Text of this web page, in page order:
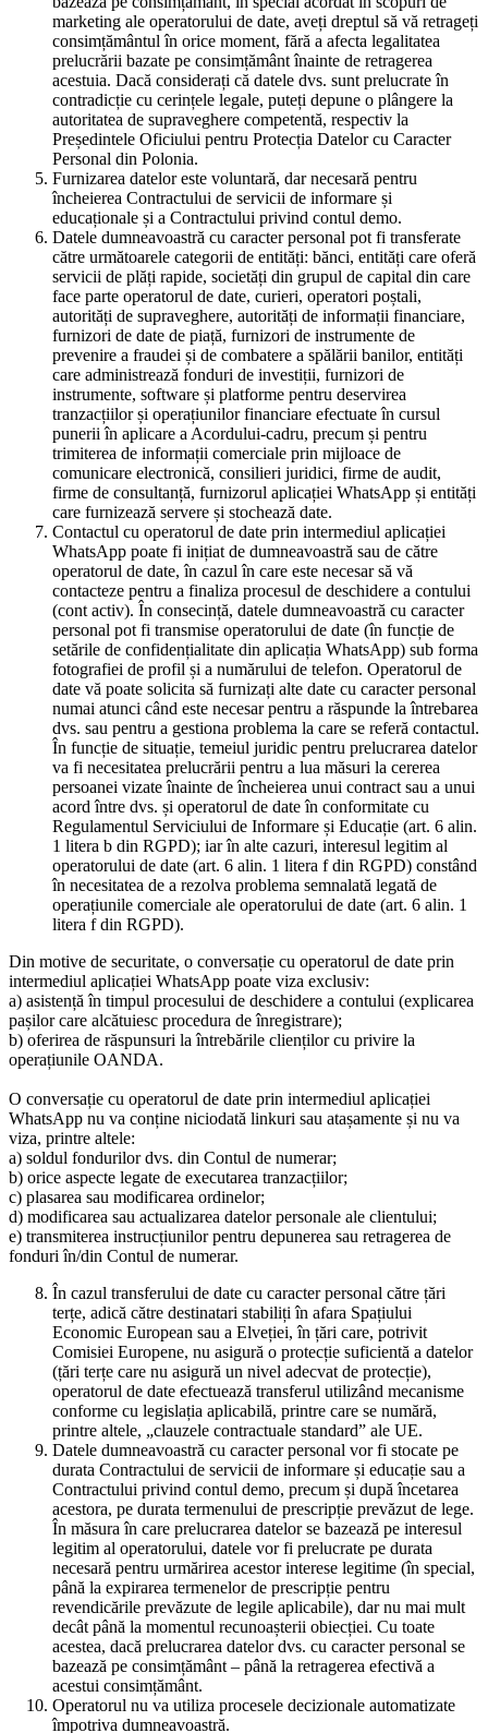
marketing ale operatorului de date, aveți dreptul să vă retrageți
consimțământul în orice moment, fără a afecta legalitatea
prelucrării bazate pe consimțământ înainte de retragerea
acestuia. Dacă considerați că datele dvs. sunt prelucrate în
contradicție cu cerințele legale, puteți depune o plângere la
autoritatea de supraveghere competentă, respectiv la
Președintele Oficiului pentru Protecția Datelor cu Caracter
Personal din Polonia.
Furnizarea datelor este voluntară, dar necesară pentru
încheierea Contractului de servicii de informare și
educaționale și a Contractului privind contul demo.
Datele dumneavoastră cu caracter personal pot fi transferate
către următoarele categorii de entități: bănci, entități care oferă
servicii de plăți rapide, societăți din grupul de capital din care
face parte operatorul de date, curieri, operatori poștali,
autorități de supraveghere, autorități de informații financiare,
furnizori de date de piață, furnizori de instrumente de
prevenire a fraudei și de combatere a spălării banilor, entități
care administrează fonduri de investiții, furnizori de
instrumente, software și platforme pentru deservirea
tranzacțiilor și operațiunilor financiare efectuate în cursul
punerii în aplicare a Acordului-cadru, precum și pentru
trimiterea de informații comerciale prin mijloace de
comunicare electronică, consilieri juridici, firme de audit,
firme de consultanță, furnizorul aplicației WhatsApp și entități
care furnizează servere și stochează date.
Contactul cu operatorul de date prin intermediul aplicației
WhatsApp poate fi inițiat de dumneavoastră sau de către
operatorul de date, în cazul în care este necesar să vă
contacteze pentru a finaliza procesul de deschidere a contului
(cont activ). În consecință, datele dumneavoastră cu caracter
personal pot fi transmise operatorului de date (în funcție de
setările de confidențialitate din aplicația WhatsApp) sub forma
fotografiei de profil și a numărului de telefon. Operatorul de
date vă poate solicita să furnizați alte date cu caracter personal
numai atunci când este necesar pentru a răspunde la întrebarea
dvs. sau pentru a gestiona problema la care se referă contactul.
În funcție de situație, temeiul juridic pentru prelucrarea datelor
va fi necesitatea prelucrării pentru a lua măsuri la cererea
persoanei vizate înainte de încheierea unui contract sau a unui
acord între dvs. și operatorul de date în conformitate cu
Regulamentul Serviciului de Informare și Educație (art. 6 alin.
1 litera b din RGPD); iar în alte cazuri, interesul legitim al
operatorului de date (art. 6 alin. 1 litera f din RGPD) constând
în necesitatea de a rezolva problema semnalată legată de
operațiunile comerciale ale operatorului de date (art. 6 alin. 1
litera f din RGPD).
Din motive de securitate, o conversație cu operatorul de date prin
intermediul aplicației WhatsApp poate viza exclusiv:
a) asistență în timpul procesului de deschidere a contului (explicarea
pașilor care alcătuiesc procedura de înregistrare);
b) oferirea de răspunsuri la întrebările clienților cu privire la
operațiunile OANDA.
O conversație cu operatorul de date prin intermediul aplicației
WhatsApp nu va conține niciodată linkuri sau atașamente și nu va
viza, printre altele:
a) soldul fondurilor dvs. din Contul de numerar;
b) orice aspecte legate de executarea tranzacțiilor;
c) plasarea sau modificarea ordinelor;
d) modificarea sau actualizarea datelor personale ale clientului;
e) transmiterea instrucțiunilor pentru depunerea sau retragerea de
fonduri în/din Contul de numerar.
În cazul transferului de date cu caracter personal către țări
terțe, adică către destinatari stabiliți în afara Spațiului
Economic European sau a Elveției, în țări care, potrivit
Comisiei Europene, nu asigură o protecție suficientă a datelor
(țări terțe care nu asigură un nivel adecvat de protecție),
operatorul de date efectuează transferul utilizând mecanisme
conforme cu legislația aplicabilă, printre care se numără,
printre altele, „clauzele contractuale standard” ale UE.
Datele dumneavoastră cu caracter personal vor fi stocate pe
durata Contractului de servicii de informare și educație sau a
Contractului privind contul demo, precum și după încetarea
acestora, pe durata termenului de prescripție prevăzut de lege.
În măsura în care prelucrarea datelor se bazează pe interesul
legitim al operatorului, datele vor fi prelucrate pe durata
necesară pentru urmărirea acestor interese legitime (în special,
până la expirarea termenelor de prescripție pentru
revendicările prevăzute de legile aplicabile), dar nu mai mult
decât până la momentul recunoașterii obiecției. Cu toate
acestea, dacă prelucrarea datelor dvs. cu caracter personal se
bazează pe consimțământ – până la retragerea efectivă a
acestui consimțământ.
Operatorul nu va utiliza procesele decizionale automatizate
împotriva dumneavoastră.